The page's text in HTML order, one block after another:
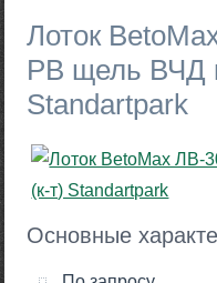
Лоток
РВ щель ВЧД
Standartpark
Основные